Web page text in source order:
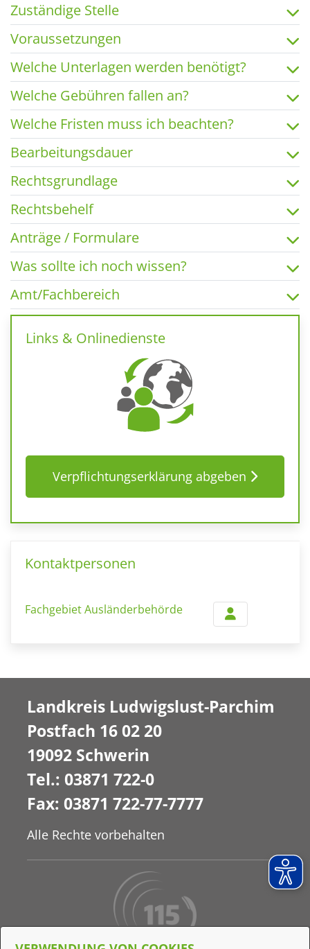
Zuständige Stelle
Voraussetzungen
Welche Unterlagen werden benötigt?
Welche Gebühren fallen an?
Welche Fristen muss ich beachten?
Bearbeitungsdauer
Rechtsgrundlage
Rechtsbehelf
Anträge / Formulare
Was sollte ich noch wissen?
Amt/Fachbereich
Links & Onlinedienste
Verpflichtungserklärung abgeben
Kontaktpersonen
Fachgebiet Ausländerbehörde
Landkreis Ludwigslust-Parchim
Postfach 16 02 20
19092 Schwerin
Tel.: 03871 722-0
Fax: 03871 722-77-7777
Alle Rechte vorbehalten